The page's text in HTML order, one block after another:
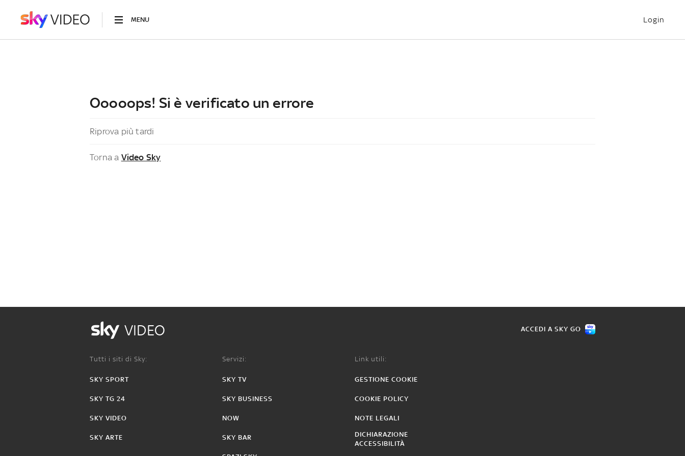
MENU Login
Ooooops! Si è verificato un errore
Riprova più tardi
Torna a Video Sky
VIDEO ACCEDI A SKY GO
Tutti i siti di Sky:
SKY SPORT
SKY TG 24
SKY VIDEO
SKY ARTE
Servizi:
SKY TV
SKY BUSINESS
NOW
SKY BAR
Link utili:
GESTIONE COOKIE
COOKIE POLICY
NOTE LEGALI
DICHIARAZIONE
ACCESSIBILITÀ